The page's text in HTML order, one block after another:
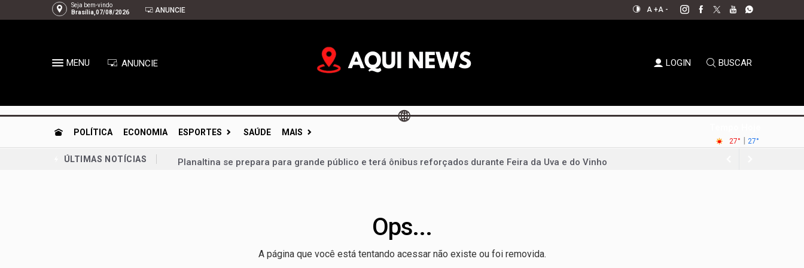
Seja bem-vindo
Brasília,07/08/2026
ANUNCIE A +A -
MENU ANUNCIE LOGIN BUSCAR
POLÍTICA ECONOMIA ESPORTES SAÚDE MAIS
27° | 27°
ÚLTIMAS NOTÍCIAS
Planaltina se prepara para grande público e terá ônibus reforçados durante Feira da Uva e do Vinho
Agosto Dourado: amamentação não é dever só da mãe; campanha cobra apoio de toda a sociedade
Ops...
A página que você está tentando acessar não existe ou foi removida.